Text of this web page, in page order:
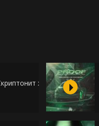
x Экси x Captown]